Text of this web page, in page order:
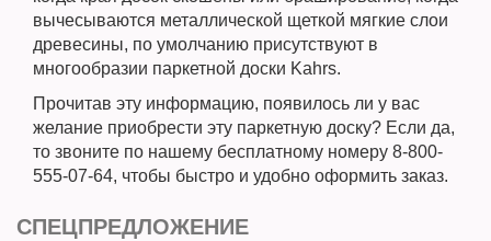
вычесываются металлической щеткой мягкие слои
древесины, по умолчанию присутствуют в
многообразии паркетной доски Kahrs.
Прочитав эту информацию, появилось ли у вас
желание приобрести эту паркетную доску? Если да,
то звоните по нашему бесплатному номеру 8-800-
555-07-64, чтобы быстро и удобно оформить заказ.
СПЕЦПРЕДЛОЖЕНИЕ